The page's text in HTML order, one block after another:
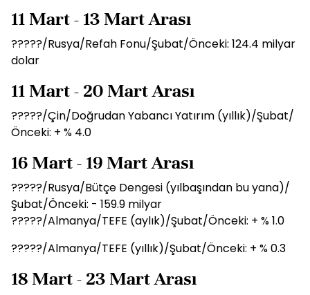
11 Mart - 13 Mart Arası
?????/Rusya/Refah Fonu/Şubat/Önceki: 124.4 milyar
dolar
11 Mart - 20 Mart Arası
?????/Çin/Doğrudan Yabancı Yatırım (yıllık)/Şubat/
Önceki: + % 4.0
16 Mart - 19 Mart Arası
?????/Rusya/Bütçe Dengesi (yılbaşından bu yana)/
Şubat/Önceki: - 159.9 milyar
?????/Almanya/TEFE (aylık)/Şubat/Önceki: + % 1.0
?????/Almanya/TEFE (yıllık)/Şubat/Önceki: + % 0.3
18 Mart - 23 Mart Arası